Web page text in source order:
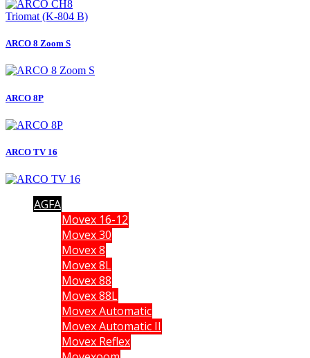
ARCO 8 Zoom S
ARCO 8P
ARCO TV 16
AGFA
Movex 16-12
Movex 30
Movex 8
Movex 8L
Movex 88
Movex 88L
Movex Automatic
Movex Automatic II
Movex Reflex